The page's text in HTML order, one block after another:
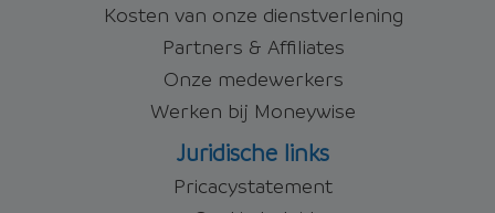
Kosten van onze dienstverlening
Partners & Affiliates
Onze medewerkers
Werken bij Moneywise
Juridische links
Pricacystatement